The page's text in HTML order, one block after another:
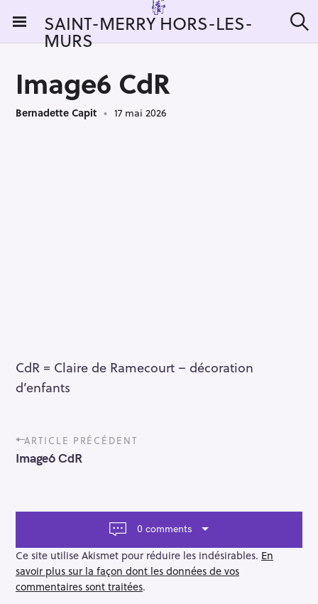
i
SAINT-MERRY HORS-LES-
MURS e
Image6 CdR
Bernadette Capit 17 mai 2026
CdR = Claire de Ramecourt – décoration
d’enfants
P
o
s
a
g
a
t
i
ARTICLE PRÉCÉDENT
Image6 CdR
0 comments
Ce site utilise Akismet pour réduire les indésirables. En
savoir plus sur la façon dont les données de vos
commentaires sont traitées.